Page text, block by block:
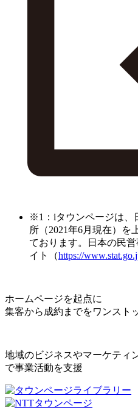
※1：iタウンページは、
所（2021年6月現在）を
ております。日本の民
イト（https://
ホームページを起点に
集客から成約までをワンスト
地域のビジネスやマーケティ
で事業活動を支援